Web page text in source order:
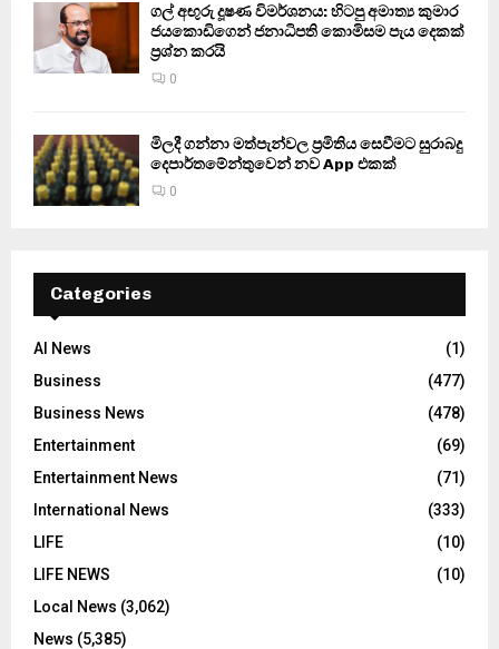
ගල් අඟුරු දූෂණ විමර්ශනය: හිටපු අමාත්‍ය කුමාර
ජයකොඩිගෙන් ජනාධිපති කොමිසම පැය දෙකක්
ප්‍රශ්න කරයි
0
මිලදී ගන්නා මත්පැන්වල ප්‍රමිතිය සෙවීමට සුරාබදු
දෙපාර්තමේන්තුවෙන් නව App එකක්
0
Categories
AI News
(1)
Business
(477)
Business News
(478)
Entertainment
(69)
Entertainment News
(71)
International News
(333)
LIFE
(10)
LIFE NEWS
(10)
Local News (3,062)
News (5,385)